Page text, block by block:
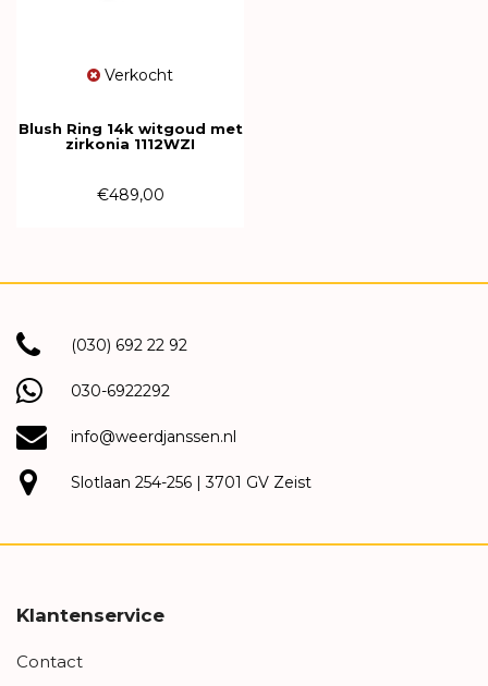
Verkocht
Blush Ring 14k witgoud met
zirkonia 1112WZI
€489,00
(030) 692 22 92
030-6922292
info@weerdjanssen.nl
Slotlaan 254-256 | 3701 GV Zeist
Klantenservice
Contact